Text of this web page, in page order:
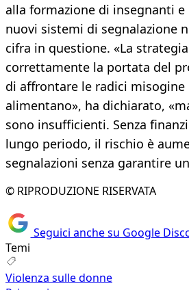
alla formazione di insegnanti e
nuovi sistemi di segnalazione
cifra in questione. «La
correttamente la portata del
di affrontare le radici misogine
alimentano», ha dichiarato,
sono insufficienti. Senza
lungo periodo, il rischio è
segnalazioni senza garantire
© RIPRODUZIONE RISERVATA
Seguici anche su Google
Temi
Violenza sulle donne